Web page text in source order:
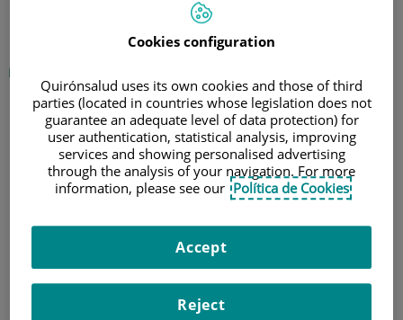
piñones y trufa
Pasta que siempre gusta, pero con un relleno distinto
6 de julio de 2016
Ingredientes
5 Ravioli giganti rellenos
de requesón de búfala y
2 cucharadas de nueces
Cookies configuration
Quirónsalud uses its own cookies and those of third
parties (located in countries whose legislation does not
guarantee an adequate level of data protection) for
user authentication, statistical analysis, improving
services and showing personalised advertising
through the analysis of your navigation. For more
information, please see our Política de Cookies
Reject
Accept